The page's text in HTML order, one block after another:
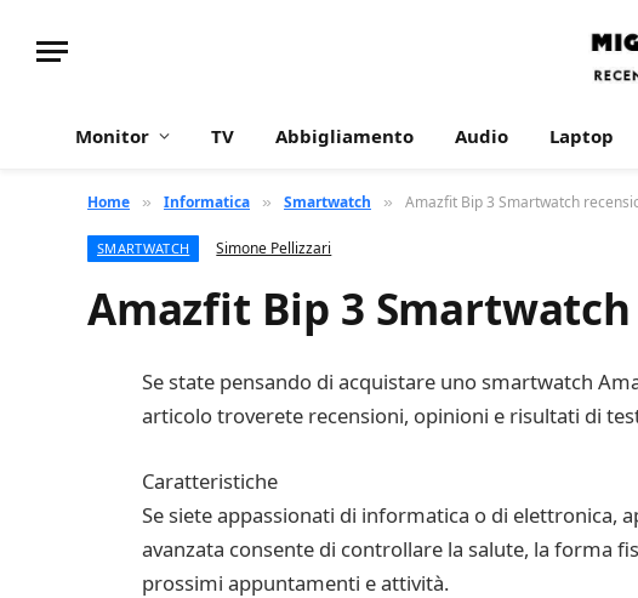
Monitor TV Abbigliamento Audio Laptop
Home » Informatica » Smartwatch » Amazfit Bip 3 Smartwatch
SMARTWATCH Simone Pellizzari
Amazfit Bip 3
Se state pensando di acquistare uno smartwatch
articolo troverete recensioni, opinioni e risultati di
Caratteristiche
Se siete appassionati di informatica o di elettronica,
avanzata consente di controllare la salute, la forma
prossimi appuntamenti e attività.